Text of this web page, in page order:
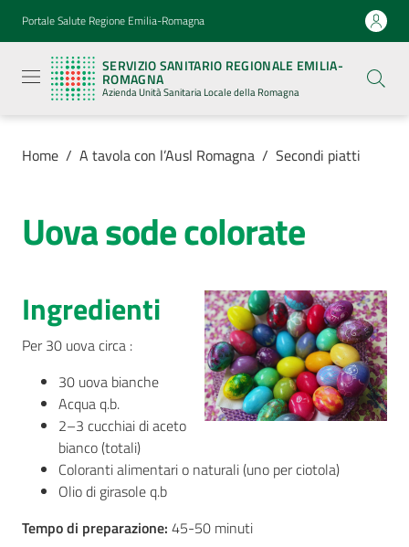
Vai al contenuto
Vai alla navigazione
Vai al footer
Portale Salute Regione Emilia-Romagna
SERVIZIO SANITARIO REGIONALE EMILIA-
ROMAGNA
Azienda Unità Sanitaria Locale della Romagna
Sanitario
Regionale
Emilia-
Romagna
Azienda
Sanitaria
Locale della
Servizi
Luoghi
cura
Comunica
Home / A tavola con l’Ausl Romagna / Secondi piatti
Uova sode colorate
Ingredienti
Per 30 uova circa :
30 uova bianche
Acqua q.b.
2–3 cucchiai di aceto
bianco (totali)
Coloranti alimentari o naturali (uno per ciotola)
Olio di girasole q.b
Tempo di preparazione: 45-50 minuti